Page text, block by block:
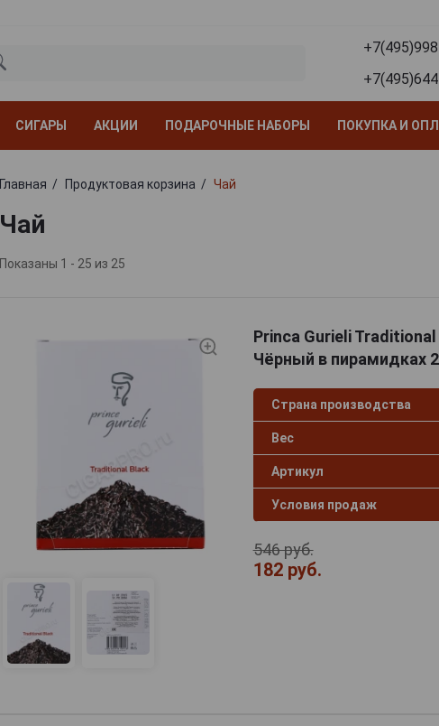
СИГАРЫ АКЦИИ ПОДАРОЧНЫЕ НАБОРЫ ПОКУПКА И
Главная Продуктовая корзина Чай
Чай
Показаны 1 - 25 из 25
Princa Gurieli
Чёрный в пирамидках
Страна производства
Вес
Артикул
Условия продаж
546 руб.
182 руб.